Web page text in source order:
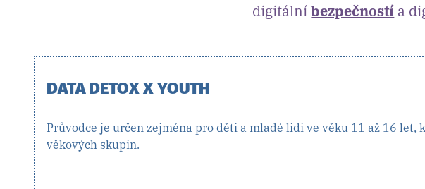
digitálníbezpečností a
DATA DETOX X YOUTH
Průvodce je určen zejména pro děti a mladé lidi ve věku 11 až 16
věkových skupin.